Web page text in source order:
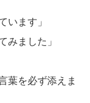
います」
みました」
葉を必ず添えま